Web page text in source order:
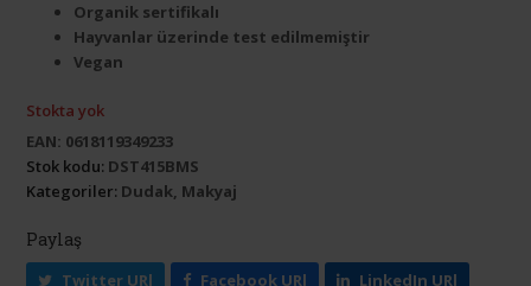
Organik sertifikalı
Hayvanlar üzerinde test edilmemiştir
Vegan
Stokta yok
EAN: 0618119349233
Stok kodu: DST415BMS
Kategoriler: Dudak, Makyaj
Paylaş
Twitter URl Facebook URl
LinkedIn URl